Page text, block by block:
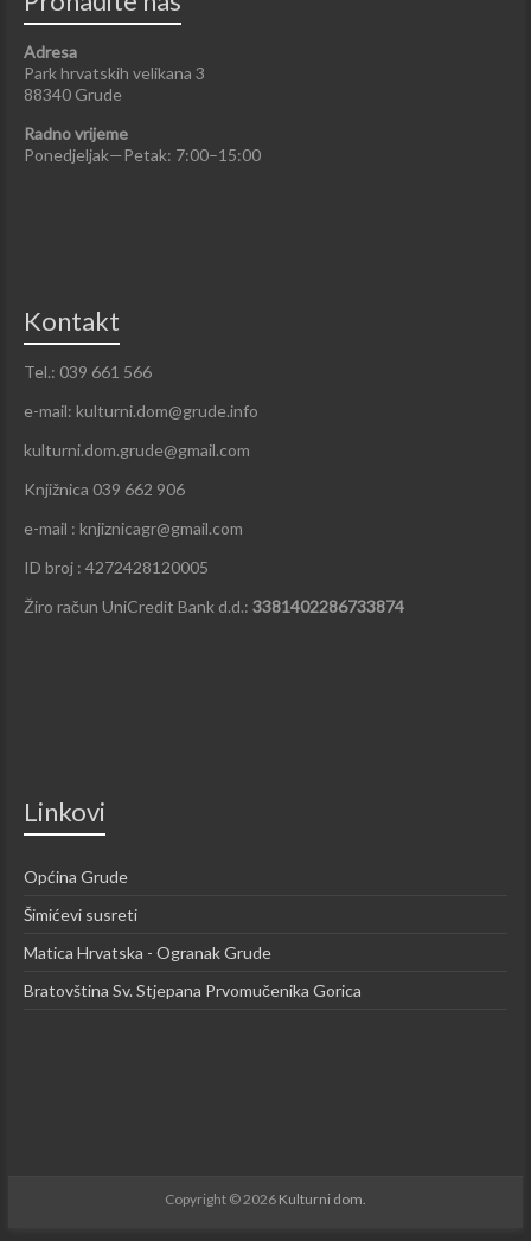
Adresa
Park hrvatskih velikana 3
88340 Grude
Radno vrijeme
Ponedjeljak—Petak: 7:00–15:00
Kontakt
Tel.: 039 661 566
e-mail: kulturni.dom@grude.info
kulturni.dom.grude@gmail.com
Knjižnica 039 662 906
e-mail : knjiznicagr@gmail.com
ID broj : 4272428120005
Žiro račun UniCredit Bank d.d.: 3381402286733874
Linkovi
Općina Grude
Šimićevi susreti
Matica Hrvatska - Ogranak Grude
Bratovština Sv. Stjepana Prvomučenika Gorica
Copyright © 2026 Kulturni dom.